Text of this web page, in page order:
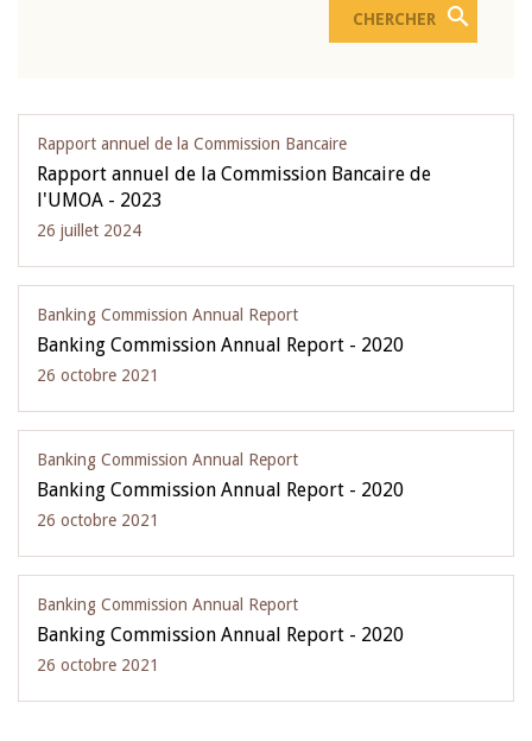
Rapport annuel de la Commission Bancaire
Rapport annuel de la Commission Bancaire de
l'UMOA - 2023
26 juillet 2024
Banking Commission Annual Report
Banking Commission Annual Report - 2020
26 octobre 2021
Banking Commission Annual Report
Banking Commission Annual Report - 2020
26 octobre 2021
Banking Commission Annual Report
Banking Commission Annual Report - 2020
26 octobre 2021